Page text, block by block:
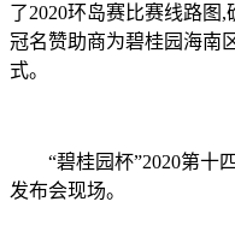
了2020环岛赛比赛线路图
冠名赞助商为碧桂园海南
式。
“碧桂园杯”2020第十四
发布会现场。